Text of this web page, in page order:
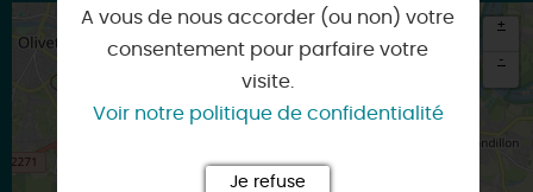
×
Itinéraire vers
+
-
A vous de nous accorder (ou non) votre
consentement pour parfaire votre
visite.
Voir notre politique de confidentialité
Je refuse